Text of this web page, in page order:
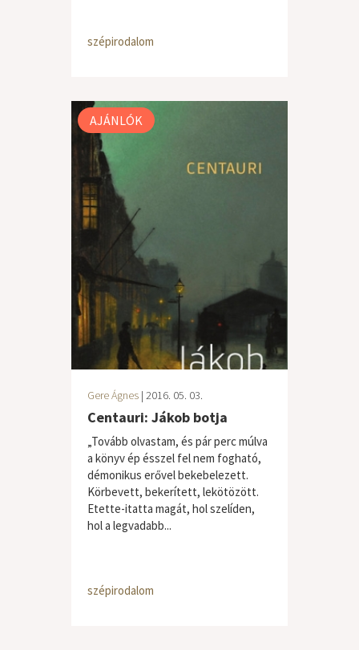
szépirodalom
AJÁNLÓK
Gere Ágnes | 2016. 05. 03.
Centauri: Jákob botja
„Tovább olvastam, és pár perc múlva
a könyv ép ésszel fel nem fogható,
démonikus erővel bekebelezett.
Körbevett, bekerített, lekötözött.
Etette-itatta magát, hol szelíden,
hol a legvadabb...
szépirodalom